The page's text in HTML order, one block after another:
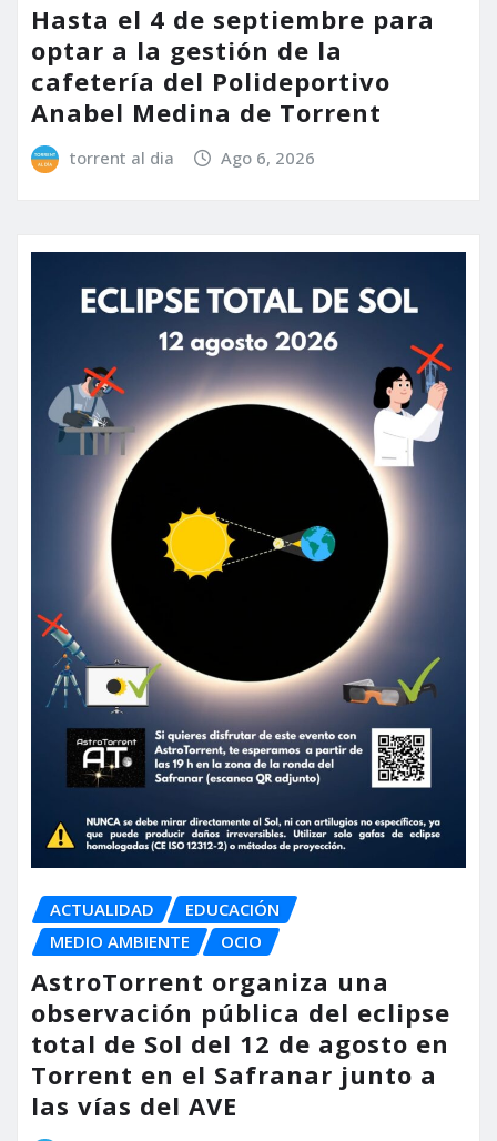
Hasta el 4 de septiembre para
optar a la gestión de la
cafetería del Polideportivo
Anabel Medina de Torrent
torrent al dia Ago 6, 2026
ACTUALIDAD
EDUCACIÓN
MEDIO AMBIENTE
OCIO
AstroTorrent organiza una
observación pública del eclipse
total de Sol del 12 de agosto en
Torrent en el Safranar junto a
las vías del AVE